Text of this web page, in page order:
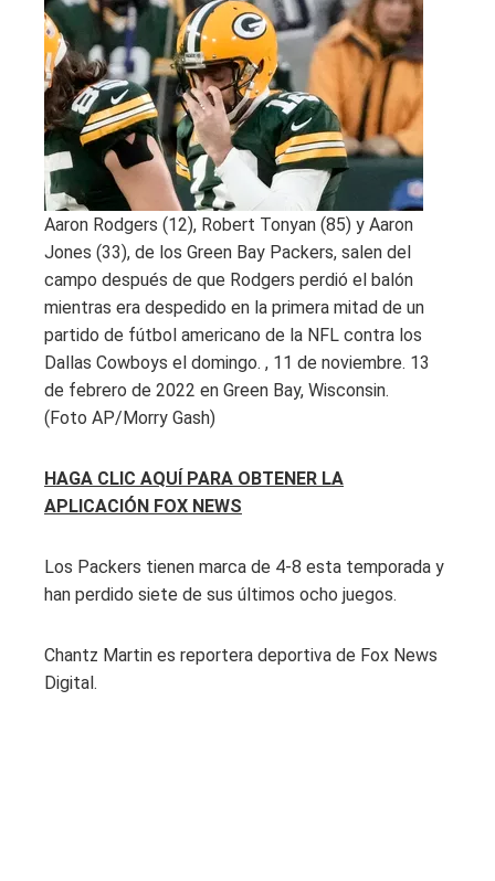
Aaron Rodgers (12), Robert Tonyan (85) y Aaron
Jones (33), de los Green Bay Packers, salen del
campo después de que Rodgers perdió el balón
mientras era despedido en la primera mitad de un
partido de fútbol americano de la NFL contra los
Dallas Cowboys el domingo. , 11 de noviembre. 13
de febrero de 2022 en Green Bay, Wisconsin.
(Foto AP/Morry Gash)
HAGA CLIC AQUÍ PARA OBTENER LA
APLICACIÓN FOX NEWS
Los Packers tienen marca de 4-8 esta temporada y
han perdido siete de sus últimos ocho juegos.
Chantz Martin es reportera deportiva de Fox News
Digital.